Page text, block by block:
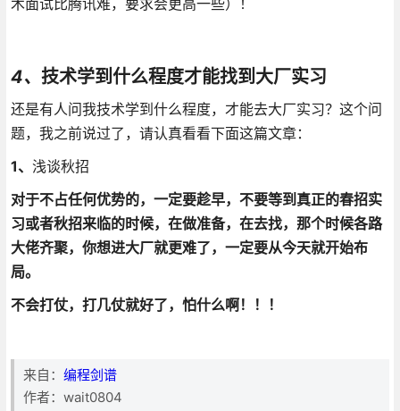
4、 技术学到什么程度才能找到大厂实习
还是有人问我技术学到什么程度，才能去大厂实习？这个问
题，我之前说过了，请认真看看下面这篇文章：
1、 浅谈秋招
对于不占任何优势的，一定要趁早，不要等到真正的春招实
习或者秋招来临的时候，在做准备，在去找，那个时候各路
大佬齐聚，你想进大厂就更难了，一定要从今天就开始布
局。
不会打仗，打几仗就好了，怕什么啊！！！
来自： 编程剑谱
作者：wait0804